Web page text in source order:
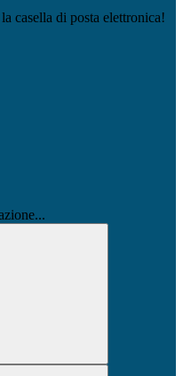
casella di posta elettronica!